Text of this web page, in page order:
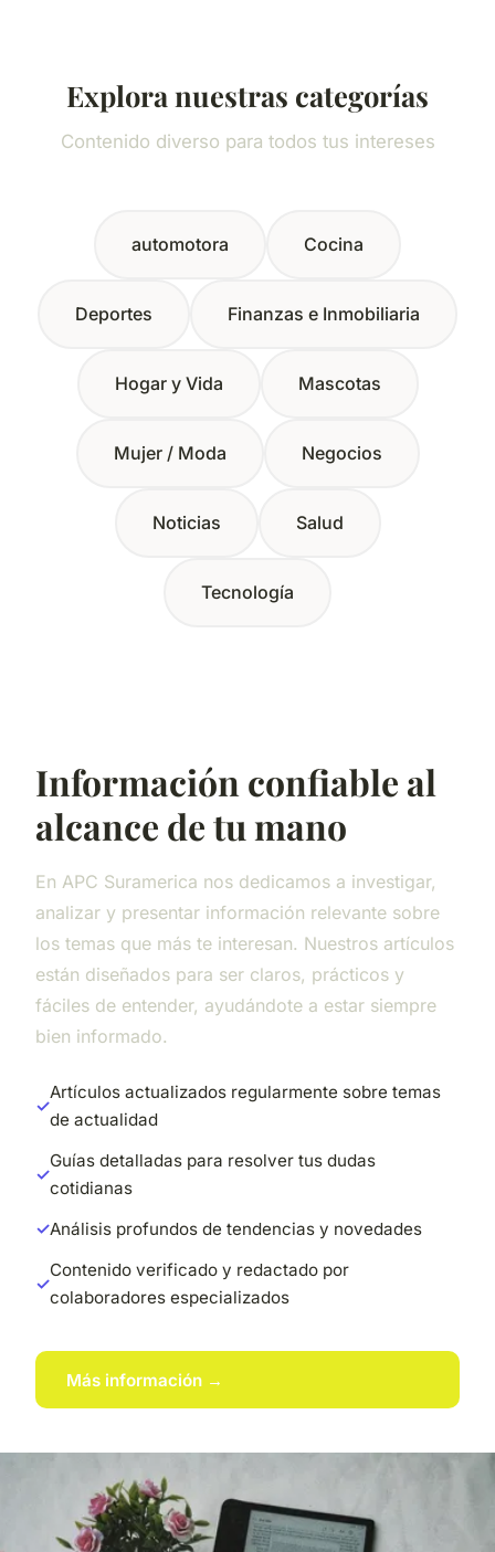
Explora nuestras categorías
Contenido diverso para todos tus intereses
automotora Cocina
Deportes Finanzas e Inmobiliaria
Hogar y Vida Mascotas
Mujer / Moda Negocios
Noticias Salud
Tecnología
Información confiable al
alcance de tu mano
En APC Suramerica nos dedicamos a investigar,
analizar y presentar información relevante sobre
los temas que más te interesan. Nuestros artículos
están diseñados para ser claros, prácticos y
fáciles de entender, ayudándote a estar siempre
bien informado.
Artículos actualizados regularmente sobre temas
de actualidad
Guías detalladas para resolver tus dudas
cotidianas
Análisis profundos de tendencias y novedades
Contenido verificado y redactado por
colaboradores especializados
Más información →